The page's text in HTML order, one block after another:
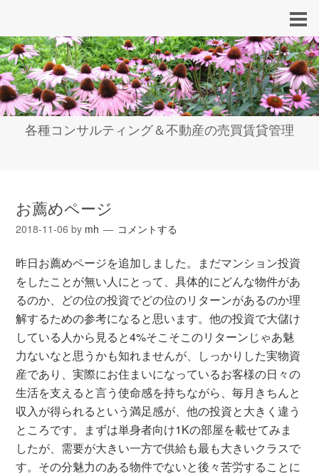
各種コンサルティング＆不動産の売買賃貸管理
お薦めページ
2018-11-06 by mh コメントする
昨日お薦めページを追加しました。まだマンション投資
をしたことが無い人にとって、具体的にどんな物件があ
るのか、どの位の投資でどの位のリターンがあるのか理
解するための参考になると思います。他の投資で大儲け
している人から見ると4%そこそこのリターンじゃあ魅
力ないなと思うかも知れませんが、しっかりした実物資
産であり、実際にお住まいになっているお客様の日々の
生活を支えると言う使命感を持ちながら、毎月きちんと
収入が得られるという満足感が、他の投資と大きく違う
ところです。まずは単身者向け1Kの部屋を載せてみま
したが、需要が大きい一方で供給も最も大きいクラスで
す。その分魅力のある物件でないと後々苦労することに